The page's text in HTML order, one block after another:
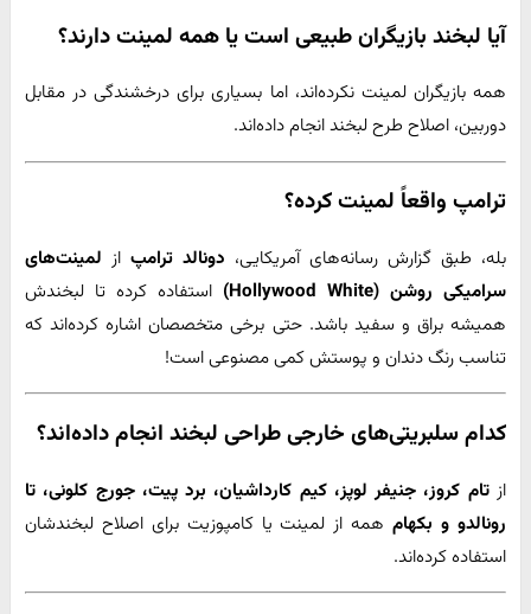
آیا لبخند بازیگران طبیعی است یا همه لمینت دارند؟
همه بازیگران لمینت نکرده‌اند، اما بسیاری برای درخشندگی در مقابل
دوربین، اصلاح طرح لبخند انجام داده‌اند.
ترامپ واقعاً لمینت کرده؟
بله، طبق گزارش رسانه‌های آمریکایی، دونالد ترامپ از لمینت‌های
سرامیکی روشن (Hollywood White)
استفاده کرده تا لبخندش
همیشه براق و سفید باشد. حتی برخی متخصصان اشاره کرده‌اند که
تناسب رنگ دندان و پوستش کمی مصنوعی است!
کدام سلبریتی‌های خارجی طراحی لبخند انجام داده‌اند؟
ازتام کروز، جنیفر لوپز، کیم کارداشیان، برد پیت، جورج کلونی، تا
رونالدو و بکهامهمه از لمینت یا کامپوزیت برای اصلاح لبخندشان
استفاده کرده‌اند.